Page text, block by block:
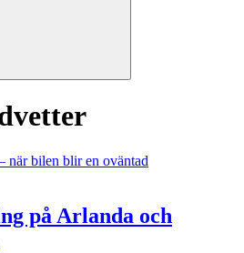
på Arlanda och